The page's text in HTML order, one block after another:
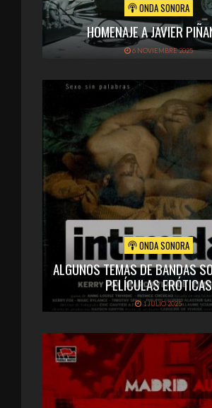
ONDA SONORA
HOMENAJE A JAVIER
6 NOVIEMBRE 2025
ONDA SONORA
ALGUNOS TEMAS DE BANDAS
PELÍCULAS ERÓTICAS
1 JULIO 2025